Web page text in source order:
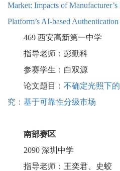
Market: Impacts of
Platform’s AI-based Authentication
469 西安高新第一中学
指导老师：彭勤科
参赛学生：白双源
论文题目： 不确定光照下
究：基于可靠性分级市场
南部赛区
2090 深圳中学
指导老师：王奕君、史蛟